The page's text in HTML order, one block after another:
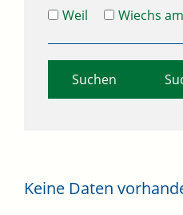
Weil
Wiechs
Keine Daten